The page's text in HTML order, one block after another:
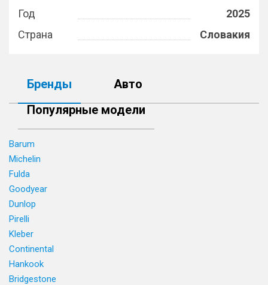
Год
2025
Страна
Словакия
Бренды
Авто
Популярные модели
Barum
Michelin
Fulda
Goodyear
Dunlop
Pirelli
Kleber
Continental
Hankook
Bridgestone